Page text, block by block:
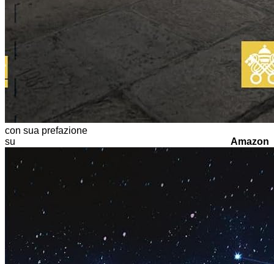
con sua prefazione
su Amazon